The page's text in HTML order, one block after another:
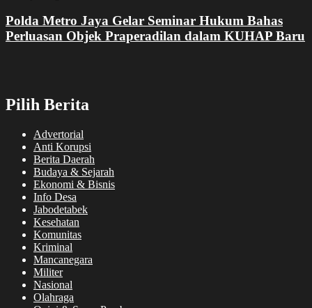
Polda Metro Jaya Gelar Seminar Hukum Bahas
Perluasan Objek Praperadilan dalam KUHAP Baru
Pilih Berita
Advertorial
Anti Korupsi
Berita Daerah
Budaya & Sejarah
Ekonomi & Bisnis
Info Desa
Jabodetabek
Kesehatan
Komunitas
Kriminal
Mancanegara
Militer
Nasional
Olahraga